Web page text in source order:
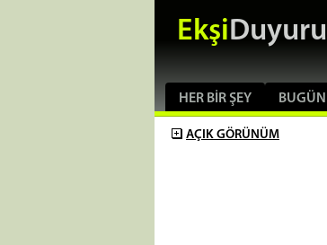
EkşiDuyuru
HER BIR ŞEY BUGÜN
AÇIK GÖRÜNÜM